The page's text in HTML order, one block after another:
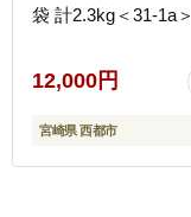
袋 計2.3kg＜31-1a＞
12,000円
宮崎県 西都市